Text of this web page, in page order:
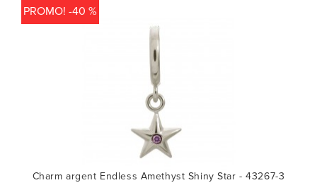
PROMO! -40 %
Charm argent Endless Amethyst Shiny Star - 43267-3